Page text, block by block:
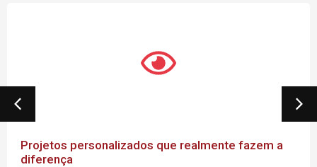
Projetos personalizados que realmente fazem a
diferença